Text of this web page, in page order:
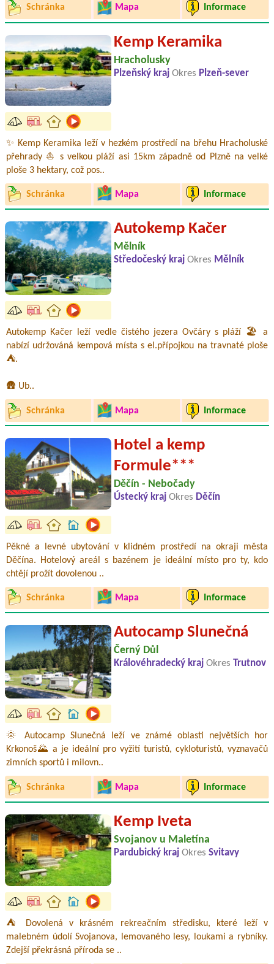
Schránka Mapa Informace
Kemp Keramika
Hracholusky
Plzeňský kraj Okres Plzeň-sever
✨ Kemp Keramika leží v hezkém prostředí na břehu Hracholuské
přehrady ⛵ s velkou pláží asi 15km západně od Plzně na velké
ploše 3 hektary, což pos..
Schránka Mapa Informace
Autokemp Kačer
Mělník
Středočeský kraj Okres Mělník
Autokemp Kačer leží vedle čistého jezera Ovčáry s pláží 🏖️ a
nabízí udržováná kempová místa s el.přípojkou na travnaté ploše
⛺.
🛖 Ub..
Schránka Mapa Informace
Hotel a kemp
Formule***
Děčín - Nebočady
Ústecký kraj Okres Děčín
Pěkné a levné ubytování v klidném prostředí na okraji města
Děčína. Hotelový areál s bazénem je ideální místo pro ty, kdo
chtějí prožít dovolenou ..
Schránka Mapa Informace
Autocamp Slunečná
Černý Důl
Královéhradecký kraj Okres Trutnov
🌞 Autocamp Slunečná leží ve známé oblasti největších hor
Krkonoš🌄 a je ideální pro vyžití turistů, cykloturistů, vyznavačů
zimních sportů i milovn..
Schránka Mapa Informace
Kemp Iveta
Svojanov u Maletína
Pardubický kraj Okres Svitavy
⛺ Dovolená v krásném rekreačním středisku, které leží v
malebném údolí Svojanova, lemovaného lesy, loukami a rybníky.
Zdejší překrásná příroda se ..